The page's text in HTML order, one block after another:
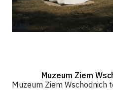
Muzeum Ziem
Muzeum Ziem Wschodnich